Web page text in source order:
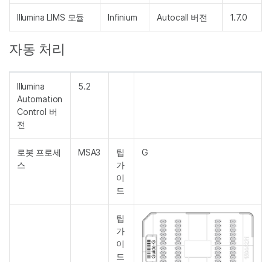
Illumina LIMS 모듈 Infinium Autocall 버전 1.7.0
자동 처리
Illumina
Automation
Control 버
전
5.2
로봇 프로세
스
MSA3
팁
가
이
드
G
팁
가
이
드